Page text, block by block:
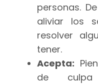
personas.
aliviar los
resolver
tener.
Acepta:
de